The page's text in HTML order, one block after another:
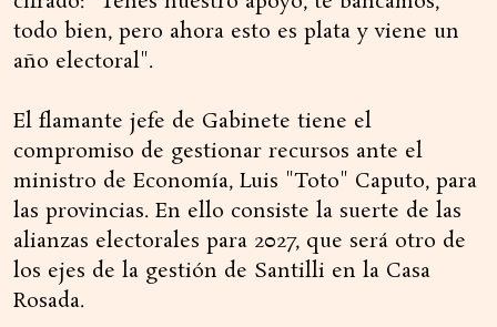
todo bien, pero ahora esto es plata y viene un
año electoral".
El flamante jefe de Gabinete tiene el
compromiso de gestionar recursos ante el
ministro de Economía, Luis "Toto" Caputo, para
las provincias. En ello consiste la suerte de las
alianzas electorales para 2027, que será otro de
los ejes de la gestión de Santilli en la Casa
Rosada.